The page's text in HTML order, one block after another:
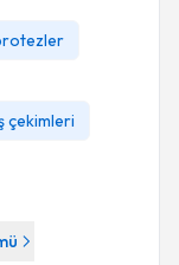
çekimleri